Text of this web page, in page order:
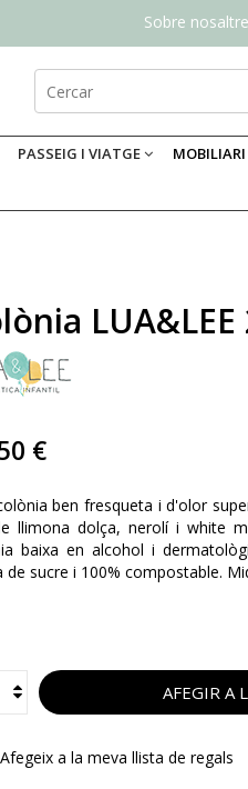
Sobre
PASSEIG I VIATGE MOBILIARI
€
ben fresqueta i d'olor
llimona dolça, nerolí i white
baixa en alcohol i
de sucre i 100% compostable.
AFEGIR A
Afegeix a la meva llista de regals